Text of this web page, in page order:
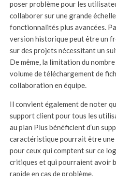
poser problème pour les
collaborer sur une grande
fonctionnalités plus avancées.
version historique peut être un
sur des projets nécessitant un
De même, la limitation du
volume de téléchargement de
collaboration en équipe.
Il convient également de noter
support client pour tous les
au plan Plus bénéficient d’un
caractéristique pourrait être
pour ceux qui comptent sur ce
critiques et qui pourraient avoir
rapide en cas de problème.